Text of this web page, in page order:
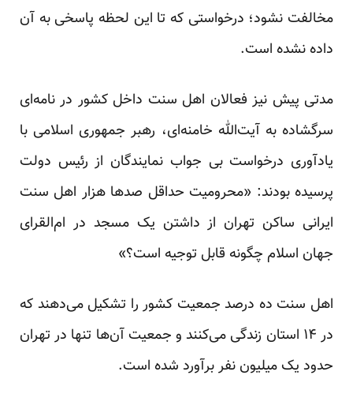
مخالفت نشود؛ درخواستی که تا این لحظه پاسخی به آن
داده نشده است.
مدتی پیش نیز فعالان اهل سنت داخل کشور در نامه‌ای
سرگشاده به آیت‌الله خامنه‌ای، رهبر جمهوری اسلامی با
یادآوری درخواست بی جواب نمایندگان از رئیس دولت
پرسیده بودند: «محرومیت حداقل صد‌ها هزار اهل سنت
ایرانی ساکن تهران از داشتن یک مسجد در ام‌القرای
جهان اسلام چگونه قابل توجیه است؟»
اهل سنت ده درصد جمعیت کشور را تشکیل می‌دهند که
در ۱۴ استان زندگی می‌کنند و جمعیت آن‌ها تنها در تهران
حدود یک میلیون نفر برآورد شده است.